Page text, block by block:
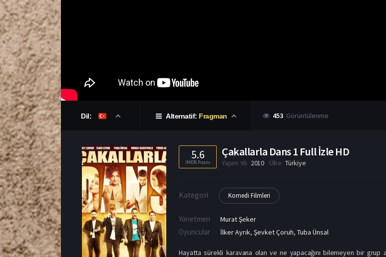
Dil: Alternatif: Fragman 453 Görüntülenme
5.6
IMDB Puanı
Çakallarla Dans 1 Full İzle HD
Yapım Yılı 2010 Ülke Türkiye
Kategori Komedi Filmleri
Yönetmen Murat Şeker
Oyuncular İlker Ayrık,Şevket Çoruh,Tuba Ünsal
Hayatta sürekli karavana olan ve ne yapacağını bilemeyen bir